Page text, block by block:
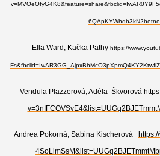
Ella Ward, Kačka Pathy https://
Vendula Plazzerová, Adéla Škvorová
Andrea Pokorná, Sabina Kischerová